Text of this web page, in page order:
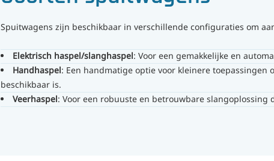
Spuitwagens zijn beschikbaar in verschillende configuraties om
Elektrisch haspel/slanghaspel: Voor een gemakkelijke en
Handhaspel: Een handmatige optie voor kleinere
beschikbaar is.
Veerhaspel: Voor een robuuste en betrouwbare